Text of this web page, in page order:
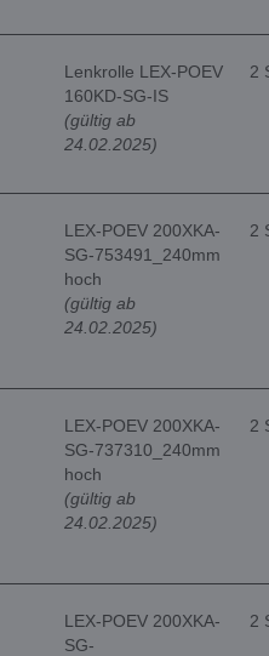
Lenkrolle LEX-POEV
160KD-SG-IS
(gültig ab
24.02.2025)
2
LEX-POEV 200XKA-
SG-753491_240mm
hoch
(gültig ab
24.02.2025)
2
LEX-POEV 200XKA-
SG-737310_240mm
hoch
(gültig ab
24.02.2025)
2
LEX-POEV 200XKA-
SG-
2